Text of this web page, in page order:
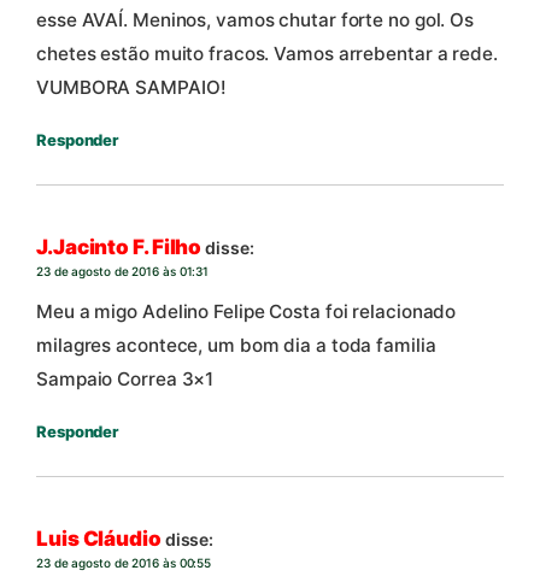
esse AVAÍ. Meninos, vamos chutar forte no gol. Os
chetes estão muito fracos. Vamos arrebentar a rede.
VUMBORA SAMPAIO!
Responder
J.Jacinto F. Filho disse:
23 de agosto de 2016 às 01:31
Meu a migo Adelino Felipe Costa foi relacionado
milagres acontece, um bom dia a toda familia
Sampaio Correa 3×1
Responder
Luis Cláudio disse:
23 de agosto de 2016 às 00:55